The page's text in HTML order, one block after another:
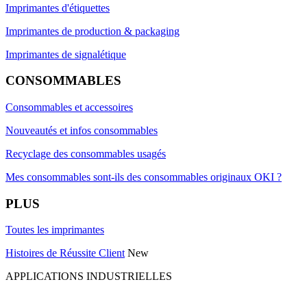
Imprimantes d'étiquettes
Imprimantes de production & packaging
Imprimantes de signalétique
CONSOMMABLES
Consommables et accessoires
Nouveautés et infos consommables
Recyclage des consommables usagés
Mes consommables sont-ils des consommables originaux OKI ?
PLUS
Toutes les imprimantes
Histoires de Réussite Client New
APPLICATIONS INDUSTRIELLES